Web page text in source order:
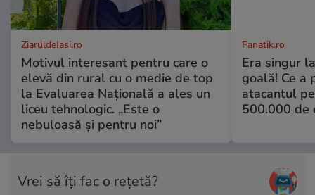
ZiaruldeIasi.ro
Motivul interesant pentru care o
elevă din rural cu o medie de top
la Evaluarea Națională a ales un
liceu tehnologic. „Este o
nebuloasă și pentru noi”
Fanatik.ro
Era singur
goală! Ce a
atacantul
500.000 de
Vrei să îți fac o rețetă?